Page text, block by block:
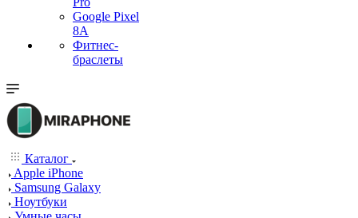
Google Pixel
8A
Фитнес-
браслеты
Каталог
Apple iPhone
Samsung Galaxy
Ноутбуки